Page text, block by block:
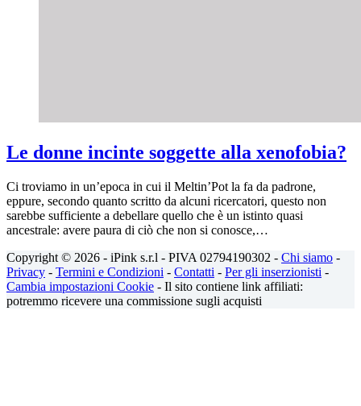
Le donne incinte soggette alla xenofobia?
Ci troviamo in un’epoca in cui il Meltin’Pot la fa da padrone,
eppure, secondo quanto scritto da alcuni ricercatori, questo non
sarebbe sufficiente a debellare quello che è un istinto quasi
ancestrale: avere paura di ciò che non si conosce,…
Copyright © 2026 - iPink s.r.l - PIVA 02794190302 - Chi siamo -
Privacy - Termini e Condizioni - Contatti - Per gli inserzionisti -
Cambia impostazioni Cookie - Il sito contiene link affiliati:
potremmo ricevere una commissione sugli acquisti